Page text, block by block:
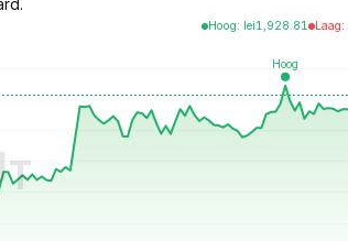
Hoog: lei1,928.81 Laag: